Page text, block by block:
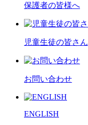
保護者の皆様へ
児童生徒の皆さん
お問い合わせ
ENGLISH